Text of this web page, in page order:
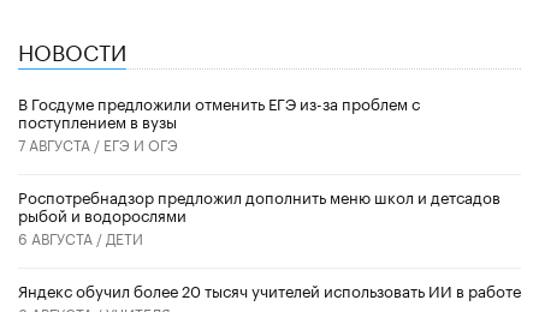
НОВОСТИ
В Госдуме предложили отменить ЕГЭ из-за проблем с
поступлением в вузы
7 АВГУСТА / ЕГЭ И ОГЭ
Роспотребнадзор предложил дополнить меню школ и детсадов
рыбой и водорослями
6 АВГУСТА / ДЕТИ
​Яндекс обучил более 20 тысяч учителей использовать ИИ в работе